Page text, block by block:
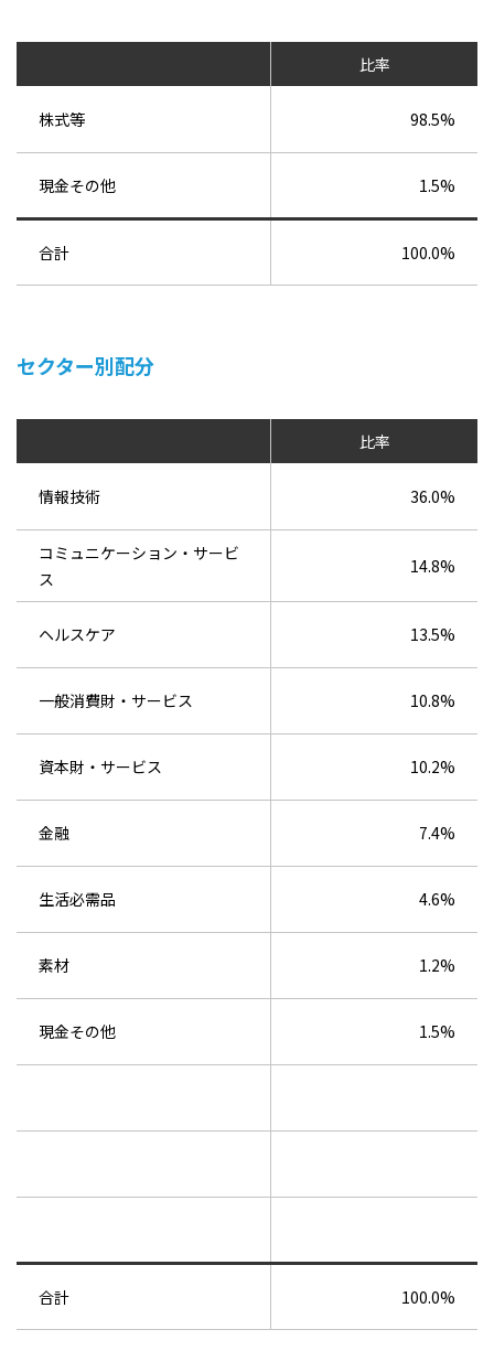
比率
株式等 98.5%
現金その他 1.5%
合計 100.0%
セクター別配分
比率
情報技術 36.0%
コミュニケーション・サービ
ス
14.8%
ヘルスケア 13.5%
一般消費財・サービス 10.8%
資本財・サービス 10.2%
金融 7.4%
生活必需品 4.6%
素材 1.2%
現金その他 1.5%
合計 100.0%